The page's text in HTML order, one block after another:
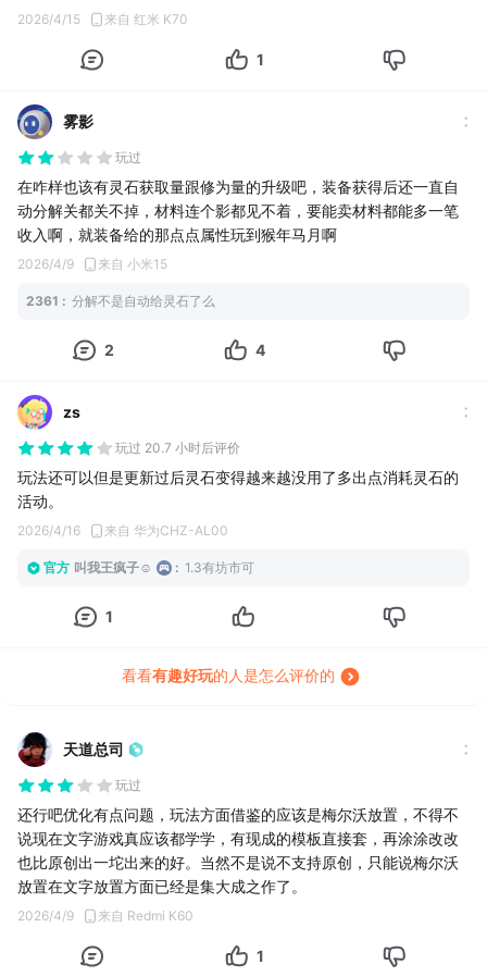
2026/4/15 来自 红米 K70
1
雾影
玩过
在咋样也该有灵石获取量跟修为量的升级吧，装备获得后还一直自
动分解关都关不掉，材料连个影都见不着，要能卖材料都能多一笔
收入啊，就装备给的那点点属性玩到猴年马月啊
2026/4/9 来自 小米15
2361 : 分解不是自动给灵石了么
2 4
zs
玩过 20.7 小时后评价
玩法还可以但是更新过后灵石变得越来越没用了多出点消耗灵石的
活动。
2026/4/16 来自 华为CHZ-AL00
官方 叫我王疯子☺ : 1.3有坊市可
1
看看有趣好玩的人是怎么评价的
天道总司
玩过
还行吧优化有点问题，玩法方面借鉴的应该是梅尔沃放置，不得不
说现在文字游戏真应该都学学，有现成的模板直接套，再涂涂改改
也比原创出一坨出来的好。当然不是说不支持原创，只能说梅尔沃
放置在文字放置方面已经是集大成之作了。
2026/4/9 来自 Redmi K60
1